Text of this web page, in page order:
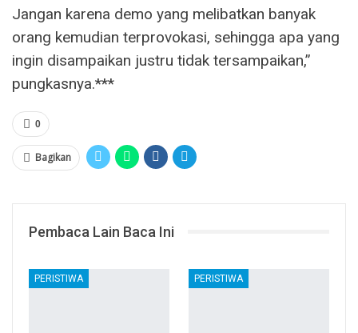
Jangan karena demo yang melibatkan banyak
orang kemudian terprovokasi, sehingga apa yang
ingin disampaikan justru tidak tersampaikan,”
pungkasnya.***
0
Bagikan
Pembaca Lain Baca Ini
PERISTIWA PERISTIWA